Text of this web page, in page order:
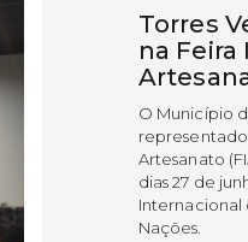
Torres
na
O Município
Artesanato
dias 27 de
Internacional
Nações.